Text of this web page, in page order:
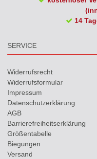
14
SERVICE
Widerrufs­recht
Widerrufs­formular
Impressum
Daten­schutz­erklärung
AGB
Barrierefreiheitserklärung
Größentabelle
Biegungen
Versand